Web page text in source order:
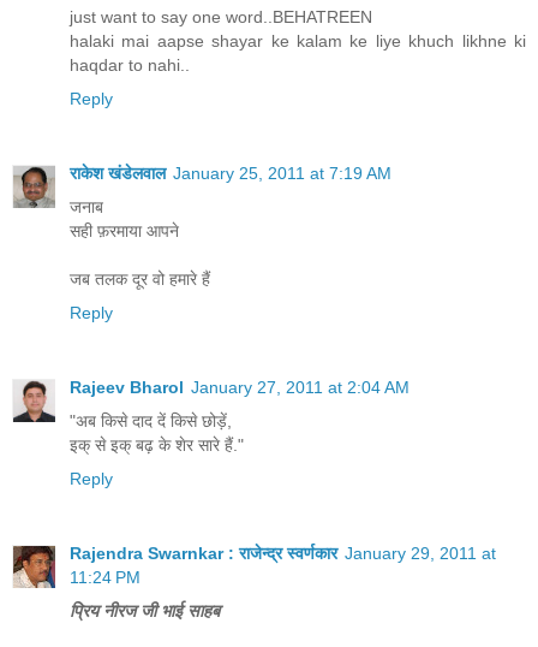
just want to say one word..BEHATREEN
halaki mai aapse shayar ke kalam ke liye khuch likhne ki
haqdar to nahi..
Reply
राकेश खंडेलवाल January 25, 2011 at 7:19 AM
जनाब
सही फ़रमाया आपने
जब तलक दूर वो हमारे हैं
Reply
Rajeev Bharol January 27, 2011 at 2:04 AM
"अब किसे दाद दें किसे छोड़ें,
इक् से इक् बढ़ के शेर सारे हैं."
Reply
Rajendra Swarnkar : राजेन्द्र स्वर्णकार January 29, 2011 at
11:24 PM
प्रिय नीरज जी भाई साहब